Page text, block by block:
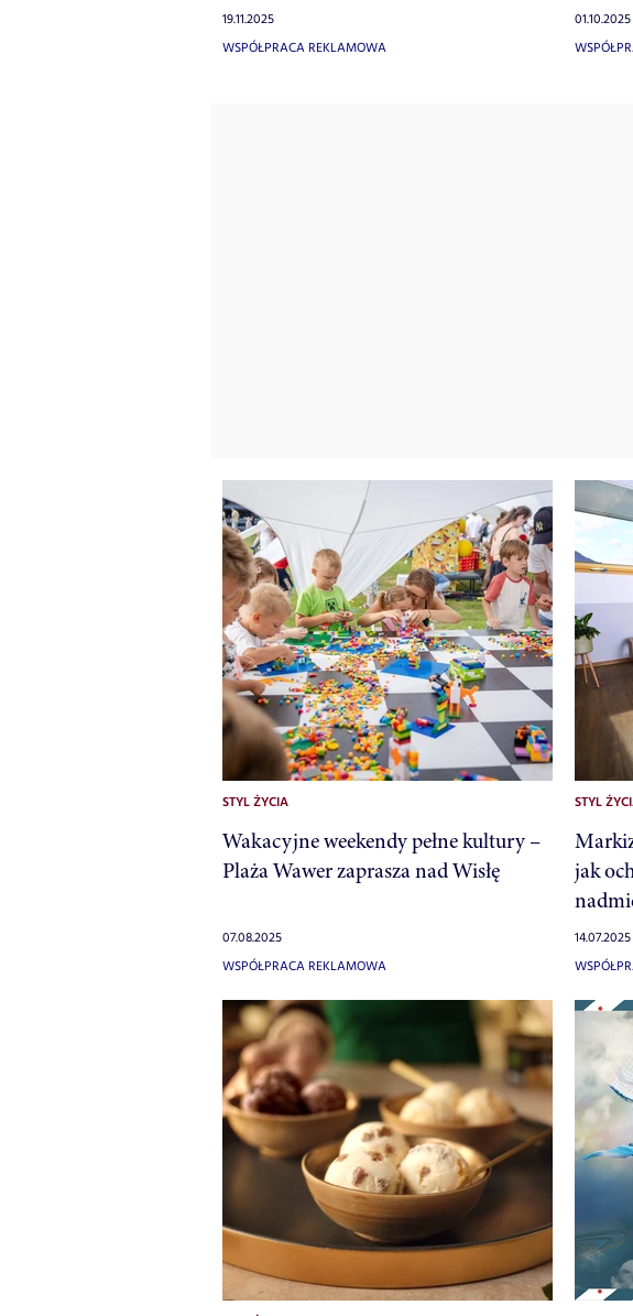
19.11.2025
WSPÓŁPRACA REKLAMOWA
01.10.2025
STYL ŻYCIA
Wakacyjne weekendy pełne kultury –
Plaża Wawer zaprasza nad Wisłę
07.08.2025
WSPÓŁPRACA REKLAMOWA
STYL
jak
14.07.2025